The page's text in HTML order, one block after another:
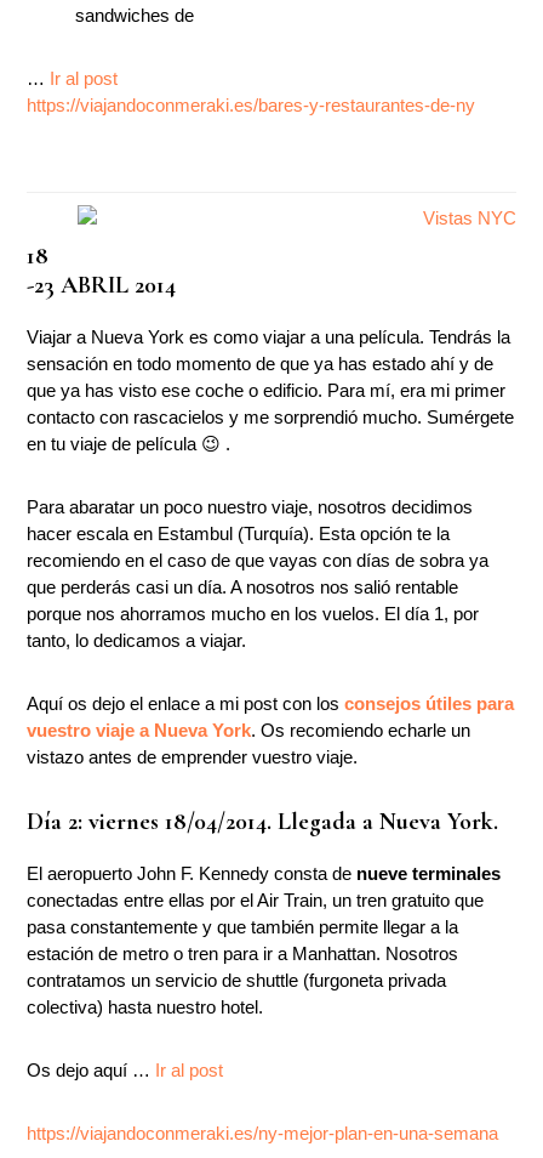
sandwiches de
… Ir al post
https://viajandoconmeraki.es/bares-y-restaurantes-de-ny
18
-23 ABRIL 2014
Viajar a Nueva York es como viajar a una película. Tendrás la
sensación en todo momento de que ya has estado ahí y de
que ya has visto ese coche o edificio. Para mí, era mi primer
contacto con rascacielos y me sorprendió mucho. Sumérgete
en tu viaje de película 😉 .
Para abaratar un poco nuestro viaje, nosotros decidimos
hacer escala en Estambul (Turquía). Esta opción te la
recomiendo en el caso de que vayas con días de sobra ya
que perderás casi un día. A nosotros nos salió rentable
porque nos ahorramos mucho en los vuelos. El día 1, por
tanto, lo dedicamos a viajar.
Aquí os dejo el enlace a mi post con losconsejos útiles para
vuestro viaje a Nueva York. Os recomiendo echarle un
vistazo antes de emprender vuestro viaje.
Día 2: viernes 18/04/2014. Llegada a Nueva York.
El aeropuerto John F. Kennedy consta de nueve terminales
conectadas entre ellas por el Air Train, un tren gratuito que
pasa constantemente y que también permite llegar a la
estación de metro o tren para ir a Manhattan. Nosotros
contratamos un servicio de shuttle (furgoneta privada
colectiva) hasta nuestro hotel.
Os dejo aquí … Ir al post
https://viajandoconmeraki.es/ny-mejor-plan-en-una-semana